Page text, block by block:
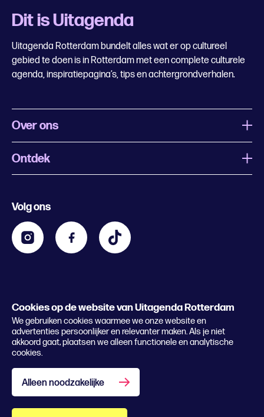
Cookies op de website van Uitagenda Rotterdam
We gebruiken cookies waarmee we onze website en
advertenties persoonlijker en relevanter maken. Als je niet
akkoord gaat, plaatsen we alleen functionele en analytische
cookies.
Alleen noodzakelijke
Dit is Uitagenda
Uitagenda Rotterdam bundelt alles wat er op cultureel
gebied te doen is in Rotterdam met een complete culturele
agenda, inspiratiepagina’s, tips en achtergrondverhalen.
Over ons
Wat is Uitagenda Rotterdam
Contact
Zakelijk
Lees het magazine
Ontdek
Kids
Volg ons
© 2026 Rotterdam Festivals